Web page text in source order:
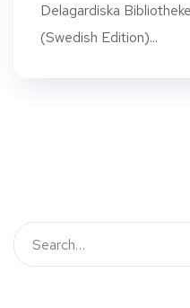
Delagardiska
(Swedish Edition)...